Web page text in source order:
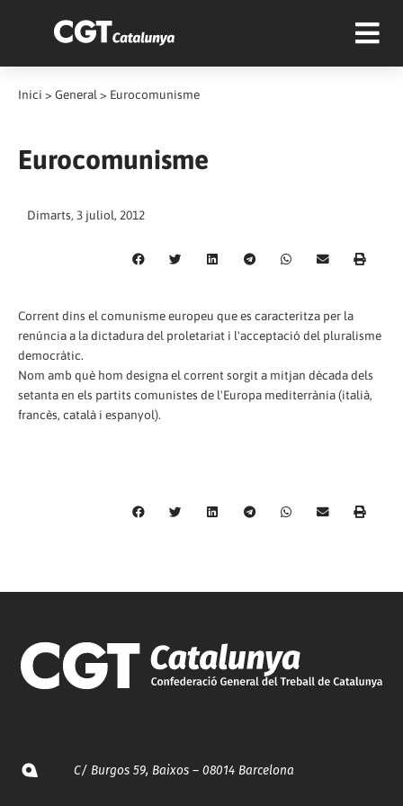
Inici > General > Eurocomunisme
Eurocomunisme
Dimarts, 3 juliol, 2012
Corrent dins el comunisme europeu que es caracteritza per la
renúncia a la dictadura del proletariat i l'acceptació del pluralisme
democràtic.
Nom amb què hom designa el corrent sorgit a mitjan dècada dels
setanta en els partits comunistes de l'Europa mediterrània (italià,
francès, català i espanyol).
C/ Burgos 59, Baixos – 08014 Barcelona